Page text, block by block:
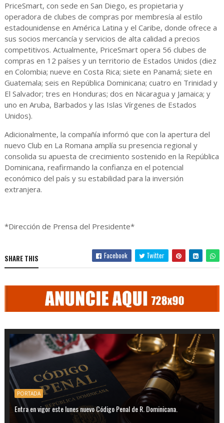
PriceSmart, con sede en San Diego, es propietaria y
operadora de clubes de compras por membresía al estilo
estadounidense en América Latina y el Caribe, donde ofrece a
sus socios mercancía y servicios de alta calidad a precios
competitivos. Actualmente, PriceSmart opera 56 clubes de
compras en 12 países y un territorio de Estados Unidos (diez
en Colombia; nueve en Costa Rica; siete en Panamá; siete en
Guatemala; seis en República Dominicana; cuatro en Trinidad y
El Salvador; tres en Honduras; dos en Nicaragua y Jamaica; y
uno en Aruba, Barbados y las Islas Vírgenes de Estados
Unidos).
Adicionalmente, la compañía informó que con la apertura del
nuevo Club en La Romana amplía su presencia regional y
consolida su apuesta de crecimiento sostenido en la República
Dominicana, reafirmando la confianza en el potencial
económico del país y su estabilidad para la inversión
extranjera.
*Dirección de Prensa del Presidente*
SHARE THIS Facebook Twitter
PORTADA
Entra en vigor este lunes nuevo Código Penal de R. Dominicana.